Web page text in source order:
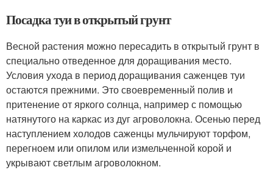
Посадка туи в открытый грунт
Весной растения можно пересадить в открытый грунт в
специально отведенное для доращивания место.
Условия ухода в период доращивания саженцев туи
остаются прежними. Это своевременный полив и
притенение от яркого солнца, например с помощью
натянутого на каркас из дуг агроволокна. Осенью перед
наступлением холодов саженцы мульчируют торфом,
перегноем или опилом или измельченной корой и
укрывают светлым агроволокном.